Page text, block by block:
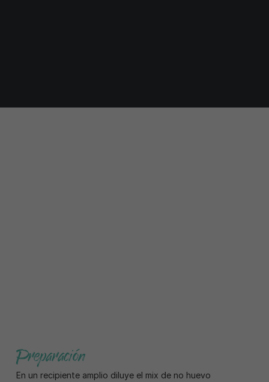
Preparación
En un recipiente amplio diluye el mix de no huevo